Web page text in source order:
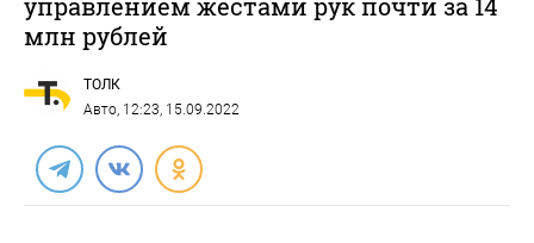
млн рублей
ТОЛК
Авто, 12:23, 15.09.2022